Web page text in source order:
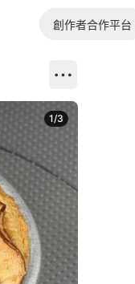
創作者合作平台
1/3